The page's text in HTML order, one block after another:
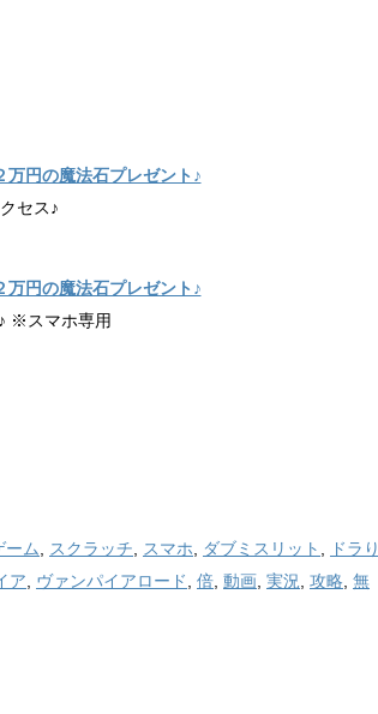
万円の魔法石プレゼント♪
セス♪
万円の魔法石プレゼント♪
※スマホ専用
ーム スクラッチ スマホ ダブミスリット
ドラり
ア ヴァンパイアロード 倍 動画 実況 攻略 無